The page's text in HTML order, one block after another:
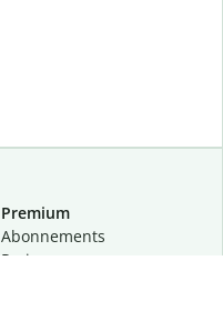
Premium
Abon­ne­ments
Preise